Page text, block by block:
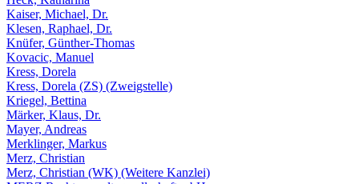
Kaiser, Michael, Dr.
Klesen, Raphael, Dr.
Knüfer, Günther-Thomas
Kovacic, Manuel
Kress, Dorela
Kress, Dorela (ZS) (Zweigstelle)
Kriegel, Bettina
Märker, Klaus, Dr.
Mayer, Andreas
Merklinger, Markus
Merz, Christian
Merz, Christian (WK) (Weitere Kanzlei)